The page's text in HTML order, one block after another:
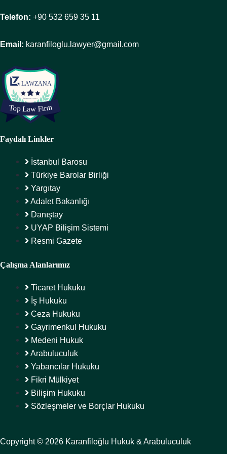
Telefon: +90 532 659 35 11
Email: karanfiloglu.lawyer@gmail.com
Faydalı Linkler
İstanbul Barosu
Türkiye Barolar Birliği
Yargıtay
Adalet Bakanlığı
Danıştay
UYAP Bilişim Sistemi
Resmi Gazete
Çalışma Alanlarımız
Ticaret Hukuku
İş Hukuku
Ceza Hukuku
Gayrimenkul Hukuku
Medeni Hukuk
Arabuluculuk
Yabancılar Hukuku
Fikri Mülkiyet
Bilişim Hukuku
Sözleşmeler ve Borçlar Hukuku
Copyright © 2026 Karanfiloğlu Hukuk & Arabuluculuk